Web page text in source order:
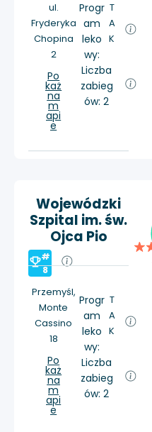
ul.
Fryderyka
Chopina
2
Po
każ
na
m
api
e
Progr
am
leko
wy:
T
A
K
Liczba
zabieg
ów: 2
Wojewódzki
Szpital im. św.
Ojca Pio
#
8
Przemyśl,
Monte
Cassino
18
Po
każ
na
m
api
e
Progr
am
leko
wy:
T
A
K
Liczba
zabieg
ów: 2